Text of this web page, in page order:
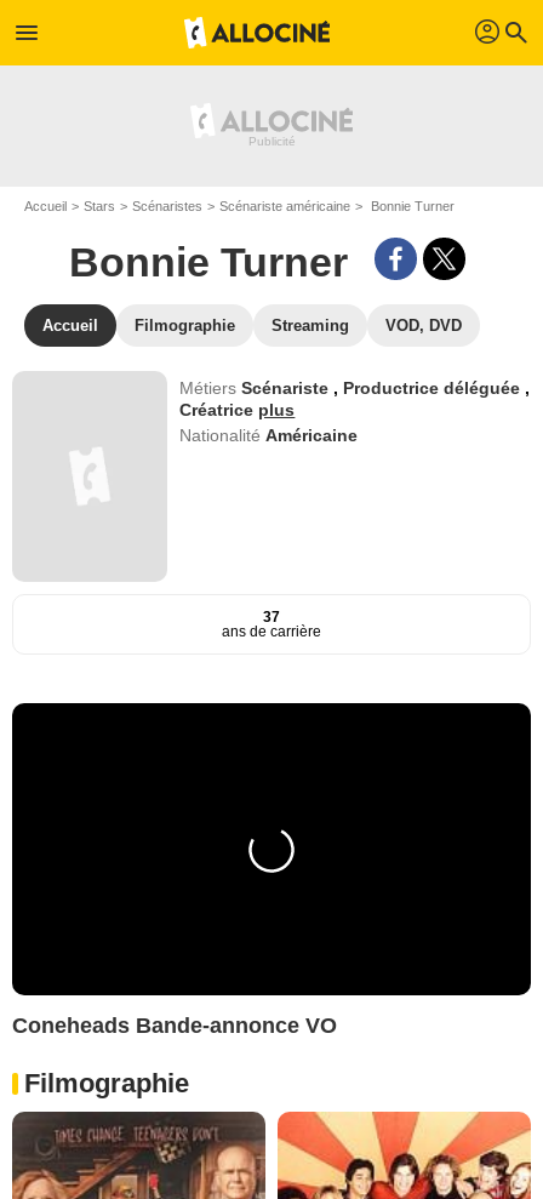
menu profil search
Accueil Stars Scénaristes Scénariste américaine Bonnie Turner
Bonnie Turner
Accueil Filmographie Streaming VOD, DVD
MétiersScénariste , Productrice déléguée ,
Créatrice plus
NationalitéAméricaine
37
ans de carrière
Coneheads Bande-annonce VO
Filmographie